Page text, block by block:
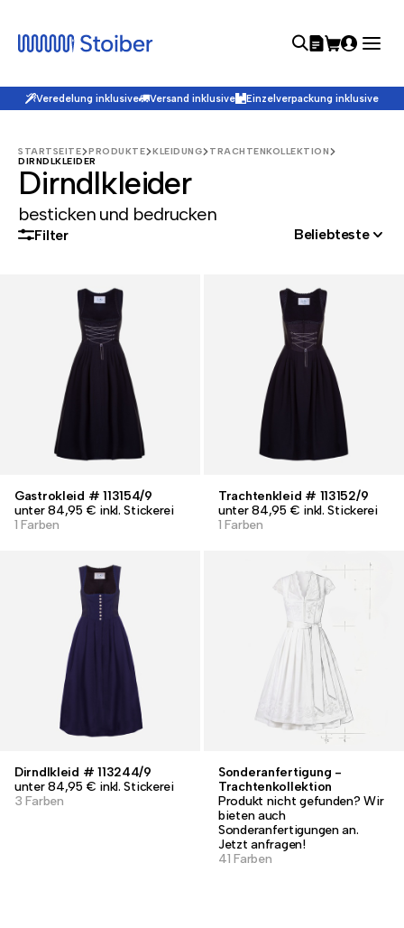
Veredelung inklusive Versand inklusive Einzelverpackung inklusive
STARTSEITE PRODUKTE KLEIDUNG
TRACHTENKOLLEKTION
DIRNDLKLEIDER
Dirndlkleider
besticken und bedrucken
Filter Beliebteste
Gastrokleid # 113154/9
unter 84,95 € inkl. Stickerei
1 Farben
Trachtenkleid # 113152/9
unter 84,95 € inkl. Stickerei
1 Farben
Dirndlkleid # 113244/9
unter 84,95 € inkl. Stickerei
3 Farben
Sonderanfertigung -
Trachtenkollektion
Produkt nicht gefunden? Wir
bieten auch
Sonderanfertigungen an.
Jetzt anfragen!
41 Farben